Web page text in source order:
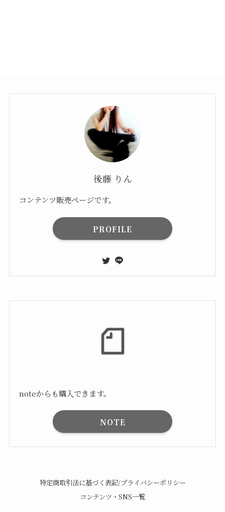
後藤 りん
コンテンツ販売ページです。
PROFILE
noteからも購入できます。
NOTE
特定商取引法に基づく表記/プライバシーポリシー
コンテンツ・SNS一覧